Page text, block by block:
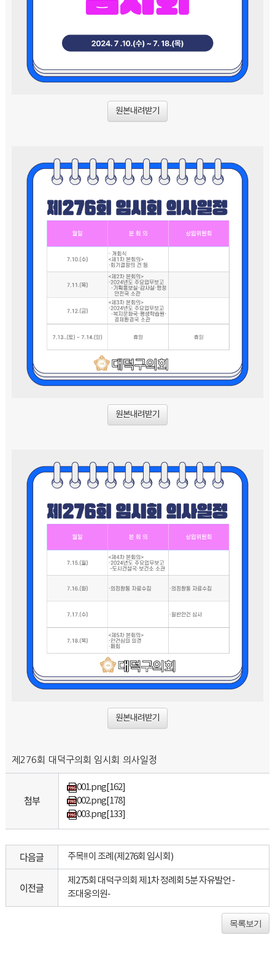
원본내려받기
원본내려받기
원본내려받기
제276회 대덕구의회 임시회 의사일정
첨부
001.png[162]
002.png[178]
003.png[133]
다음글 주목!! 이 조례(제276회 임시회)
이전글
제275회 대덕구의회 제1차 정례회 5분 자유발언 -
조대웅의원-
목록보기